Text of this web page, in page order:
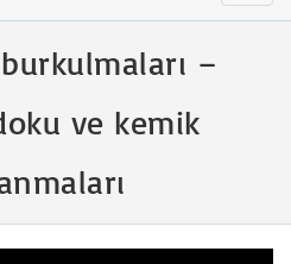
–
ve kemik